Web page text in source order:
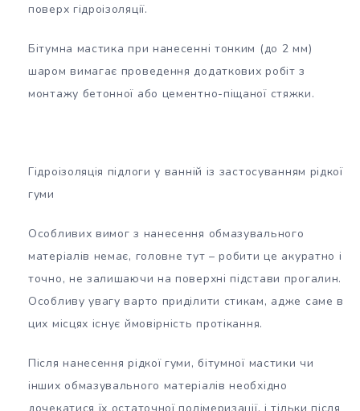
поверх гідроізоляції.
Бітумна мастика при нанесенні тонким (до 2 мм)
шаром вимагає проведення додаткових робіт з
монтажу бетонної або цементно-піщаної стяжки.
Гідроізоляція підлоги у ванній із застосуванням рідкої
гуми
Особливих вимог з нанесення обмазувального
матеріалів немає, головне тут – робити це акуратно і
точно, не залишаючи на поверхні підстави прогалин.
Особливу увагу варто приділити стикам, адже саме в
цих місцях існує ймовірність протікання.
Після нанесення рідкої гуми, бітумної мастики чи
інших обмазувального матеріалів необхідно